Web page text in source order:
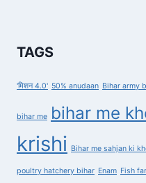
TAGS
'मिशन 4.0' 50% anudaan Bihar army
bihar me bihar me
krishi Bihar me sahjan ki
poultry hatchery bihar Enam Fish